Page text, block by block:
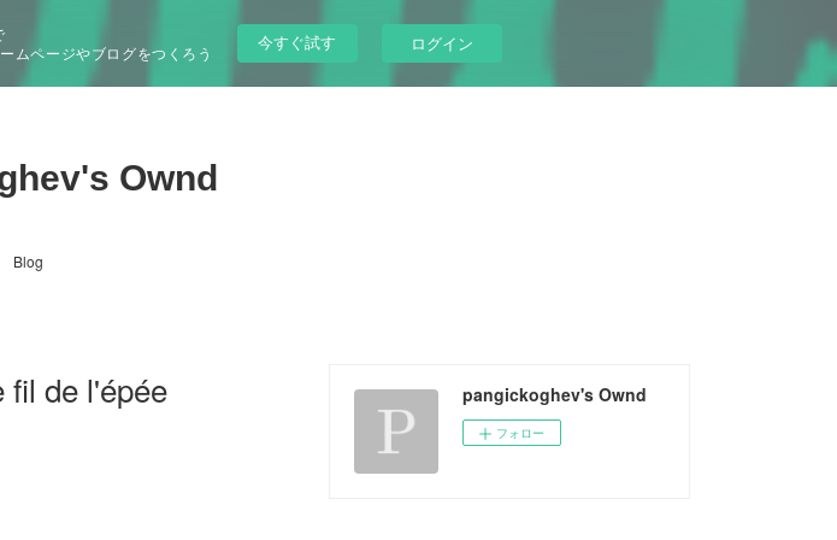
ムページやブログをつくろう
今すぐ試す ログイン
Ownd
Blog
fil de l'épée
pangickoghev's Ownd
フォロー